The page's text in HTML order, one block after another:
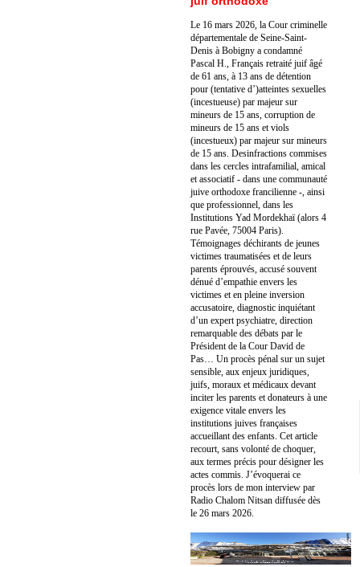
Le 16 mars 2026, la Cour criminelle
départementale de Seine-Saint-
Denis à Bobigny a condamné
Pascal H., Français retraité juif âgé
de 61 ans, à 13 ans de détention
pour (tentative d’)atteintes sexuelles
(incestueuse) par majeur sur
mineurs de 15 ans, corruption de
mineurs de 15 ans et viols
(incestueux) par majeur sur mineurs
de 15 ans. Desinfractions commises
dans les cercles intrafamilial, amical
et associatif - dans une communauté
juive orthodoxe francilienne -, ainsi
que professionnel, dans les
Institutions Yad Mordekhaï (alors 4
rue Pavée, 75004 Paris).
Témoignages déchirants de jeunes
victimes traumatisées et de leurs
parents éprouvés, accusé souvent
dénué d’empathie envers les
victimes et en pleine inversion
accusatoire, diagnostic inquiétant
d’un expert psychiatre, direction
remarquable des débats par le
Président de la Cour David de
Pas… Un procès pénal sur un sujet
sensible, aux enjeux juridiques,
juifs, moraux et médicaux devant
inciter les parents et donateurs à une
exigence vitale envers les
institutions juives françaises
accueillant des enfants. Cet article
recourt, sans volonté de choquer,
aux termes précis pour désigner les
actes commis. J’évoquerai ce
procès lors de mon interview par
Radio Chalom Nitsan diffusée dès
le 26 mars 2026.